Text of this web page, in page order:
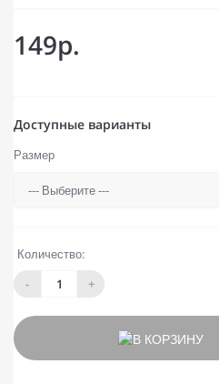
149р.
Доступные варианты
Размер
Количество:
-
+